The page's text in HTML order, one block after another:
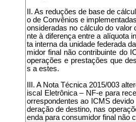
II. As reduções de base de
o de Convênios e
onsideradas no cálculo do valor
nte à diferença entre a alíquota
ta interna da unidade federada
midor final não contribuinte do
operações e prestações que
s a estes.
III. A Nota Técnica 2015/003
iscal Eletrônica – NF-e para
orrespondentes ao ICMS
deração de destino, nas
enda para consumidor final não